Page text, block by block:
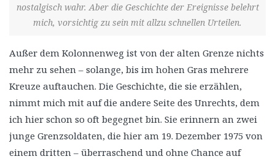
nostalgisch wahr. Aber die Geschichte der Ereignisse belehrt
mich, vorsichtig zu sein mit allzu schnellen Urteilen.
Außer dem Kolonnenweg ist von der alten Grenze nichts
mehr zu sehen – solange, bis im hohen Gras mehrere
Kreuze auftauchen. Die Geschichte, die sie erzählen,
nimmt mich mit auf die andere Seite des Unrechts, dem
ich hier schon so oft begegnet bin. Sie erinnern an zwei
junge Grenzsoldaten, die hier am 19. Dezember 1975 von
einem dritten – überraschend und ohne Chance auf